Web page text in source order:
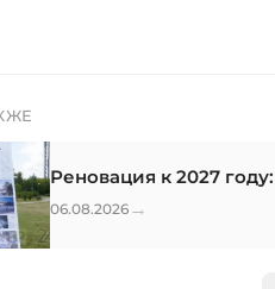
Реновация к 2027
06.08.2026 →